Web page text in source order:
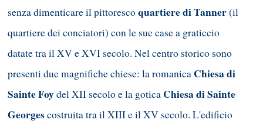
senza dimenticare il pittorescoquartiere di Tanner(il
quartiere dei conciatori) con le sue case a graticcio
datate tra il XV e XVI secolo. Nel centro storico sono
presenti due magnifiche chiese: la romanica Chiesa di
Sainte Foydel XII secolo e la gotica Chiesa di Sainte
Georgescostruita tra il XIII e il XV secolo. L'edificio